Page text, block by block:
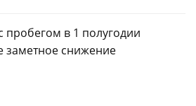
пробегом в 1 полугодии
заметное снижение